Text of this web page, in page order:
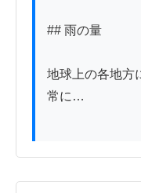
## 雨の量
地球上の各地方
常に…